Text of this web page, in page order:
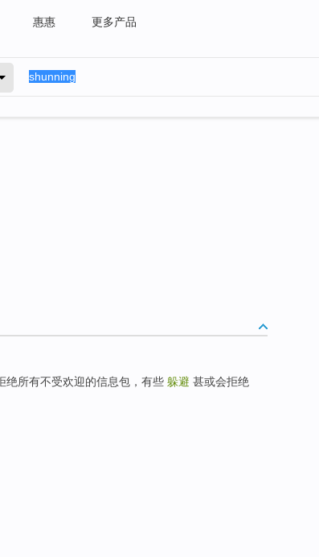
惠惠 更多产品
绝所有不受欢迎的信息包，有些 躲避 甚或会拒绝